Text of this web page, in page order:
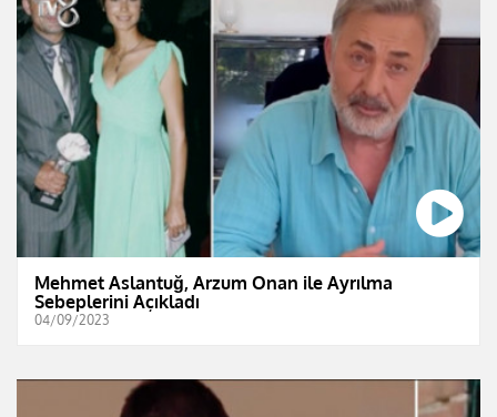
Mehmet Aslantuğ, Arzum Onan ile Ayrılma
Sebeplerini Açıkladı
04/09/2023